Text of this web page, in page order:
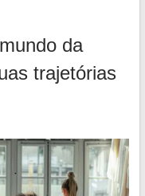
da
trajetórias